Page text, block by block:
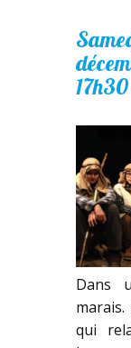
Dans
qui